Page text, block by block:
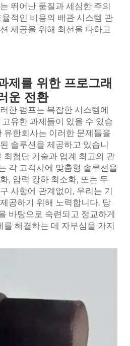
뛰어난 품질과 세심한 주의
적인 비용의 배관 시스템 관
제공을 위해 최선을 다하고
제를 위한 프로그래
운 전환
한 펌프는 복잡한 시스템에
유한 과제들이 있을 수 있습
유한회사는 이러한 문제들을
솔루션을 제공하고 있습니
최첨단 기술과 업계 최고의 관
각 고객사에 맞춤형 솔루션을
, 압력 강하 최소화, 또는 두
사항에 관계없이, 우리는 기
공하기 위해 노력합니다. 당
바탕으로 숙련되고 정교하게
해결하는 데 자부심을 가지